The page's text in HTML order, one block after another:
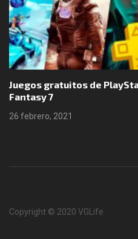
Juegos gratuitos de
Fantasy 7
26 febrero, 2021
Copyright © 2020 VGLife